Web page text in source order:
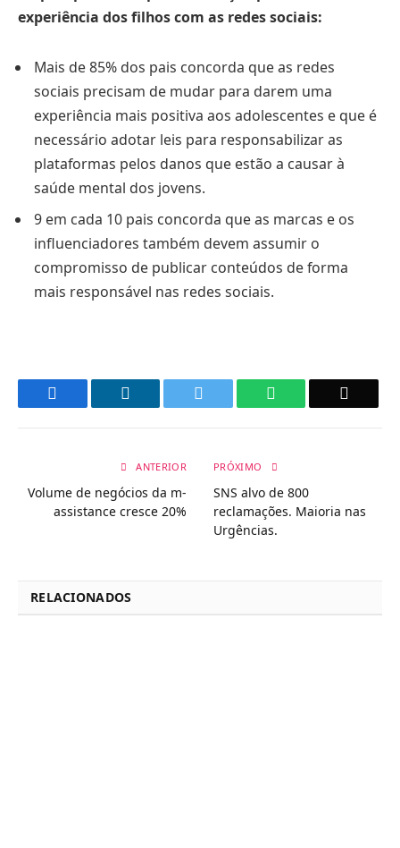
experiência dos filhos com as redes sociais:
Mais de 85% dos pais concorda que as redes
sociais precisam de mudar para darem uma
experiência mais positiva aos adolescentes e que é
necessário adotar leis para responsabilizar as
plataformas pelos danos que estão a causar à
saúde mental dos jovens.
9 em cada 10 pais concorda que as marcas e os
influenciadores também devem assumir o
compromisso de publicar conteúdos de forma
mais responsável nas redes sociais.
WhatsApp
ANTERIOR
Volume de negócios da m-
assistance cresce 20%
PRÓXIMO
SNS alvo de 800
reclamações. Maioria nas
Urgências.
RELACIONADOS